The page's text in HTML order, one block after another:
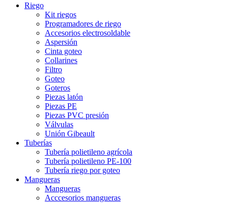
Riego
Kit riegos
Programadores de riego
Accesorios electrosoldable
Aspersión
Cinta goteo
Collarines
Filtro
Goteo
Goteros
Piezas latón
Piezas PE
Piezas PVC presión
Válvulas
Unión Gibeault
Tuberías
Tubería polietileno agrícola
Tubería polietileno PE-100
Tubería riego por goteo
Mangueras
Mangueras
Acccesorios mangueras